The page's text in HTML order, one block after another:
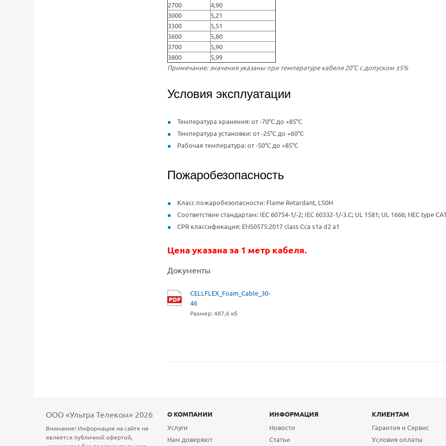
2700
4,90
3000
5,21
3300
5,51
3600
5,80
3700
5,90
3800
5,99
Примечание: значения указаны при температуре кабеля 20°C с допуском ±5%
Условия эксплуатации
Температура хранения: от -70°C до +85°C
Температура установки: от -25°C до +60°C
Рабочая температура: от -50°C до +85°C
Пожаробезопасность
Класс пожаробезопасности: Flame Retardant, LS0H
Соответствие стандартам: IEC 60754-1/-2; IEC 60332-1/-3.C; UL 1581; UL 1666; NEC type
CPR классификация: EN50575:2017 class Cca s1a d2 a1
Цена указана за 1 метр кабеля.
Документы
CELLFLEX_Foam_Cable_30-
46
Размер: 487,6 кб
ООО «Ультра Телеком» 2026
Внимание! Информация на сайте не
является публичной офертой,
О КОМПАНИИ ИНФОРМАЦИЯ
КЛИЕНТАМ
Услуги
Нам доверяют
Новости
Статьи
Гарантия и Сервис
Условия оплаты